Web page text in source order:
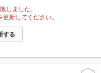
しました。
新してください。
する